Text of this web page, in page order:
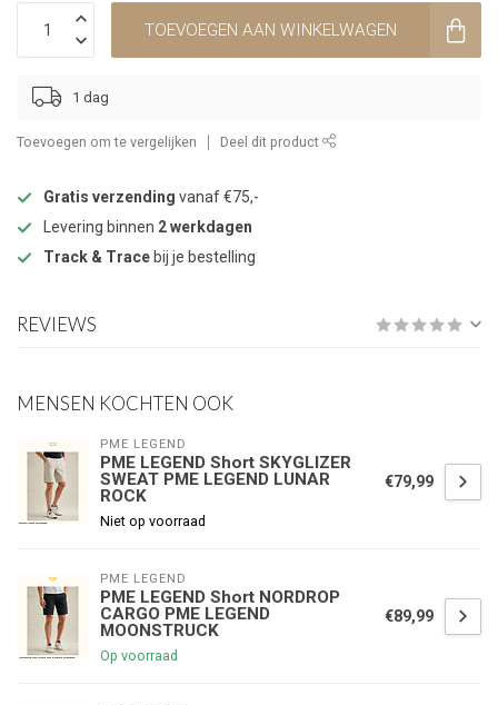
TOEVOEGEN AAN WINKELWAGEN
1 dag
Toevoegen om te vergelijken Deel dit product
Gratis verzending vanaf €75,-
Levering binnen 2 werkdagen
Track & Trace bij je bestelling
REVIEWS
MENSEN KOCHTEN OOK
PME LEGEND
PME LEGEND Short SKYGLIZER
SWEAT PME LEGEND LUNAR
ROCK
Niet op voorraad
€79,99
PME LEGEND
PME LEGEND Short NORDROP
CARGO PME LEGEND
MOONSTRUCK
Op voorraad
€89,99